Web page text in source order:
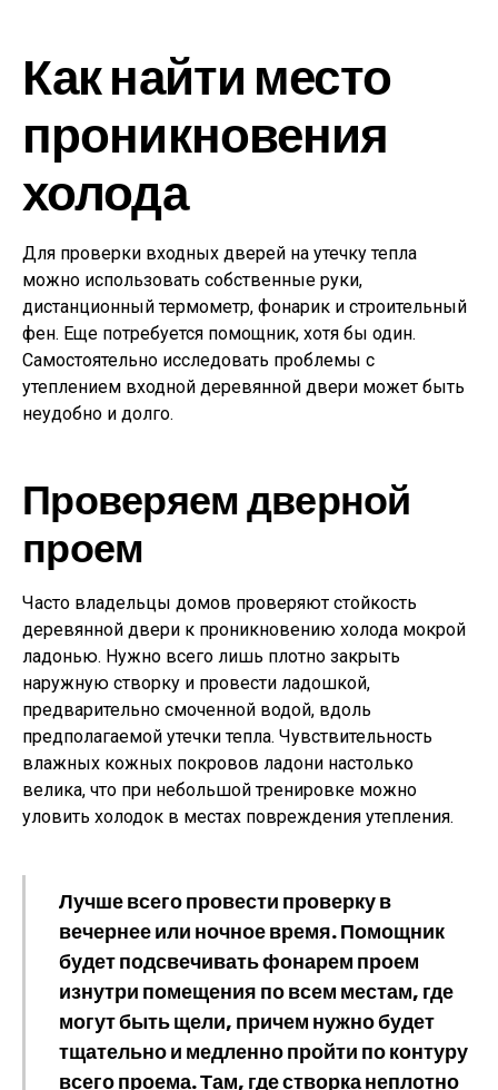
Как найти место
проникновения
холода
Для проверки входных дверей на утечку тепла
можно использовать собственные руки,
дистанционный термометр, фонарик и строительный
фен. Еще потребуется помощник, хотя бы один.
Самостоятельно исследовать проблемы с
утеплением входной деревянной двери может быть
неудобно и долго.
Проверяем дверной
проем
Часто владельцы домов проверяют стойкость
деревянной двери к проникновению холода мокрой
ладонью. Нужно всего лишь плотно закрыть
наружную створку и провести ладошкой,
предварительно смоченной водой, вдоль
предполагаемой утечки тепла. Чувствительность
влажных кожных покровов ладони настолько
велика, что при небольшой тренировке можно
уловить холодок в местах повреждения утепления.
Лучше всего провести проверку в
вечернее или ночное время. Помощник
будет подсвечивать фонарем проем
изнутри помещения по всем местам, где
могут быть щели, причем нужно будет
тщательно и медленно пройти по контуру
всего проема. Там, где створка неплотно